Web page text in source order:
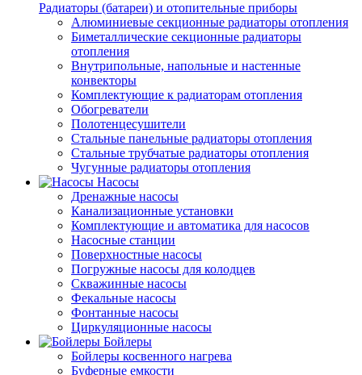
Радиаторы (батареи) и отопительные приборы
Алюминиевые секционные радиаторы отопления
Биметаллические секционные радиаторы
отопления
Внутрипольные, напольные и настенные
конвекторы
Комплектующие к радиаторам отопления
Обогреватели
Полотенцесушители
Стальные панельные радиаторы отопления
Стальные трубчатые радиаторы отопления
Чугунные радиаторы отопления
Насосы
Дренажные насосы
Канализационные установки
Комплектующие и автоматика для насосов
Насосные станции
Поверхностные насосы
Погружные насосы для колодцев
Скважинные насосы
Фекальные насосы
Фонтанные насосы
Циркуляционные насосы
Бойлеры
Бойлеры косвенного нагрева
Буферные емкости